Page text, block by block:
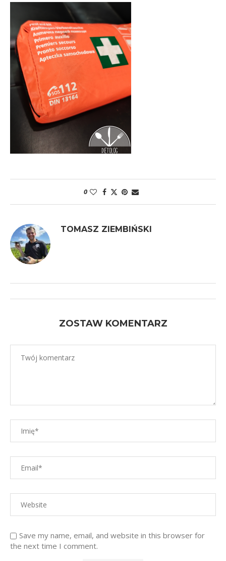
0
TOMASZ ZIEMBIŃSKI
ZOSTAW KOMENTARZ
Save my name, email, and website in this browser for
the next time I comment.